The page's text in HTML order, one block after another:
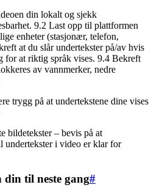
din lokalt og sjekk
9.2 Last opp til plattformen
enheter (stasjonær, telefon,
at du slår undertekster på/av hvis
for at riktig språk vises. 9.4 Bekreft
av vannmerker, nedre
trygg på at undertekstene dine vises
bildetekster – bevis på at
undertekster i video er klar for
til neste gang#